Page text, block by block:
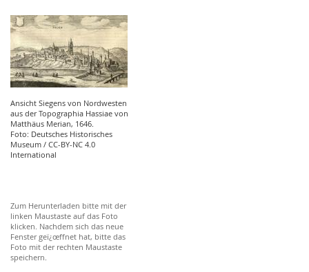
Ansicht Siegens von Nordwesten
aus der Topographia Hassiae von
Matthäus Merian, 1646.
Foto: Deutsches Historisches
Museum / CC-BY-NC 4.0
International
Zum Herunterladen bitte mit der
linken Maustaste auf das Foto
klicken. Nachdem sich das neue
Fenster geï¿œffnet hat, bitte das
Foto mit der rechten Maustaste
speichern.